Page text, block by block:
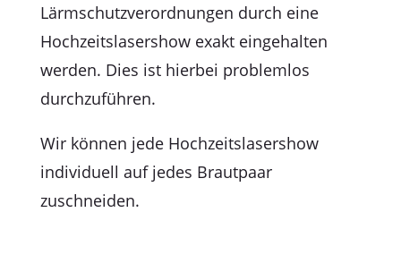
Lärmschutzverordnungen durch eine
Hochzeitslasershow exakt eingehalten
werden. Dies ist hierbei problemlos
durchzuführen.
Wir können jede Hochzeitslasershow
individuell auf jedes Brautpaar
zuschneiden.